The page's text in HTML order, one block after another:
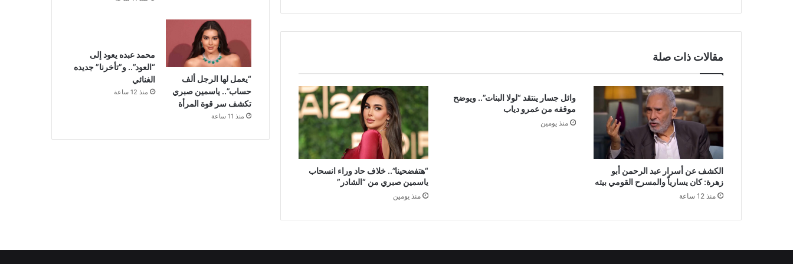
مقالات ذات صلة
الكشف عن أسرار عبد الرحمن أبو
زهرة: كان يسارياً والمسرح القومي بيته
منذ 12 ساعة
وائل جسار ينتقد “لولا البنات”.. ويوضح
موقفه من عمرو دياب
منذ يومين
“هتفضحينا”.. خلاف حاد وراء انسحاب
ياسمين صبري من “الشادر”
منذ يومين
“يعمل لها الرجل ألف
حساب”.. ياسمين صبري
تكشف سر قوة المرأة
منذ 11 ساعة
محمد عبده يعود إلى
“العود”.. و”تأخرنا” جديده
الغنائي
منذ 12 ساعة